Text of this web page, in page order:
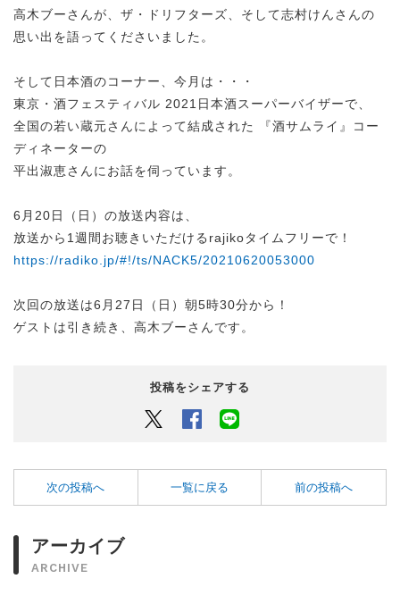
高木ブーさんが、ザ・ドリフターズ、そして志村けんさんの
思い出を語ってくださいました。
そして日本酒のコーナー、今月は・・・
東京・酒フェスティバル 2021日本酒スーパーバイザーで、
全国の若い蔵元さんによって結成された 『酒サムライ』コー
ディネーターの
平出淑恵さんにお話を伺っています。
6月20日（日）の放送内容は、
放送から1週間お聴きいただけるrajikoタイムフリーで！
https://radiko.jp/#!/ts/NACK5/20210620053000
次回の放送は6月27日（日）朝5時30分から！
ゲストは引き続き、高木ブーさんです。
投稿をシェアする
Twitter Facebook
次の投稿へ 一覧に戻る 前の投稿へ
アーカイブ
ARCHIVE